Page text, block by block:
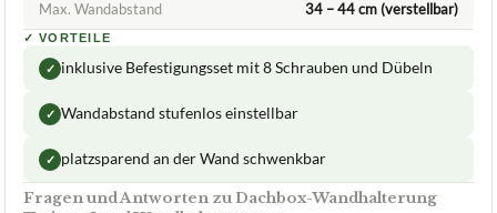
Dachbox-Wandhalterung Twinny Load
Wandhalterungen
21,40 €
Amazon ab 21,40 €
TECHNISCHE DETAILS